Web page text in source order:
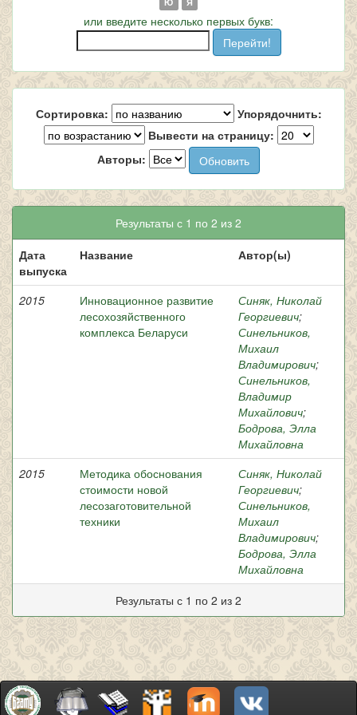
или введите несколько первых букв:
Сортировка:
Упорядочнить:
Вывести на страницу:
Авторы:
Результаты с 1 по 2 из 2
Дата
выпуска
Название Автор(ы)
2015
Инновационное развитие
лесохозяйственного
комплекса Беларуси
Синяк, Николай
Георгиевич;
Синельников,
Михаил
Владимирович;
Синельников,
Владимир
Михайлович;
Бодрова, Элла
Михайловна
2015
Методика обоснования
стоимости новой
лесозаготовительной
техники
Синяк, Николай
Георгиевич;
Синельников,
Михаил
Владимирович;
Бодрова, Элла
Михайловна
Результаты с 1 по 2 из 2